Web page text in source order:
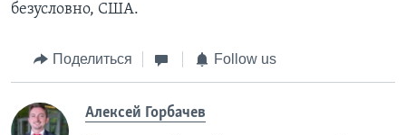
безусловно, США.
Поделиться Follow us
Алексей Горбачев